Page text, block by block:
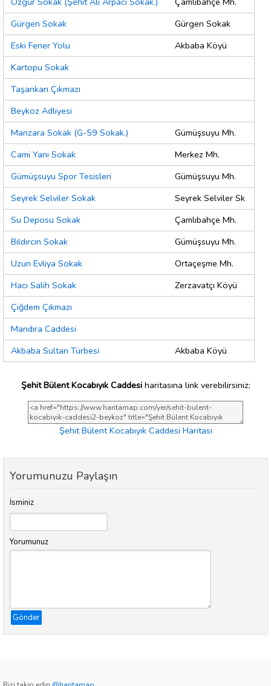
Gürgen Sokak
Gürgen Sokak
Eski Fener Yolu
Akbaba Köyü
Kartopu Sokak
Taşankan Çıkmazı
Beykoz Adliyesi
Manzara Sokak (G-59 Sokak.)
Gümüşsuyu Mh.
Cami Yanı Sokak
Merkez Mh.
Gümüşsuyu Spor Tesisleri
Gümüşsuyu Mh.
Seyrek Selviler Sokak
Seyrek Selviler Sk
Su Deposu Sokak
Çamlıbahçe Mh.
Bıldırcın Sokak
Gümüşsuyu Mh.
Uzun Evliya Sokak
Ortaçeşme Mh.
Hacı Salih Sokak
Zerzavatçı Köyü
Çiğdem Çıkmazı
Mandıra Caddesi
Akbaba Sultan Türbesi
Akbaba Köyü
Şehit Bülent Kocabıyık Caddesiharitasına link verebilirsiniz;
Şehit Bülent Kocabıyık Caddesi Haritası
Yorumunuzu Paylaşın
İsminiz
Yorumunuz
Gönder